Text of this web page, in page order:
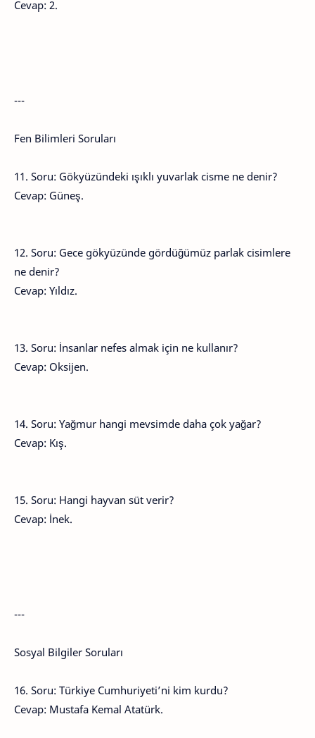
Cevap: 2.
---
Fen Bilimleri Soruları
11. Soru: Gökyüzündeki ışıklı yuvarlak cisme ne denir?
Cevap: Güneş.
12. Soru: Gece gökyüzünde gördüğümüz parlak cisimlere
ne denir?
Cevap: Yıldız.
13. Soru: İnsanlar nefes almak için ne kullanır?
Cevap: Oksijen.
14. Soru: Yağmur hangi mevsimde daha çok yağar?
Cevap: Kış.
15. Soru: Hangi hayvan süt verir?
Cevap: İnek.
---
Sosyal Bilgiler Soruları
16. Soru: Türkiye Cumhuriyeti’ni kim kurdu?
Cevap: Mustafa Kemal Atatürk.